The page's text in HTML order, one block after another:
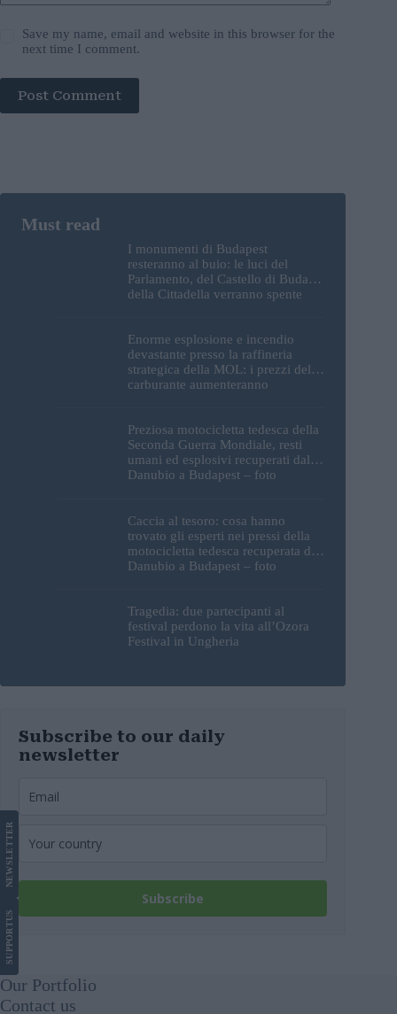
Save my name, email and website in this browser for the
next time I comment.
Post Comment
I monumenti di Budapest
resteranno al buio: le luci del
Parlamento, del Castello di Buda e
della Cittadella verranno spente
Enorme esplosione e incendio
devastante presso la raffineria
strategica della MOL: i prezzi del
carburante aumenteranno
Preziosa motocicletta tedesca della
Seconda Guerra Mondiale, resti
umani ed esplosivi recuperati dal
Danubio a Budapest – foto
Caccia al tesoro: cosa hanno
trovato gli esperti nei pressi della
motocicletta tedesca recuperata dal
Danubio a Budapest – foto
Tragedia: due partecipanti al
festival perdono la vita all’Ozora
Festival in Ungheria
Subscribe to our daily
newsletter
Subscribe
SUPPORT
US
NEWS
LETTER
Our Portfolio
Contact us